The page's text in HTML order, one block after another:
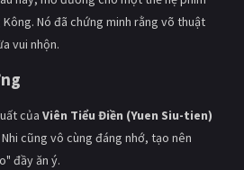
Nó đã chứng minh rằng võ thuật
vui nhộn.
của Viên Tiểu Điền (Yuen Siu-tien)
cũng vô cùng đáng nhớ, tạo nên
đầy ăn ý.